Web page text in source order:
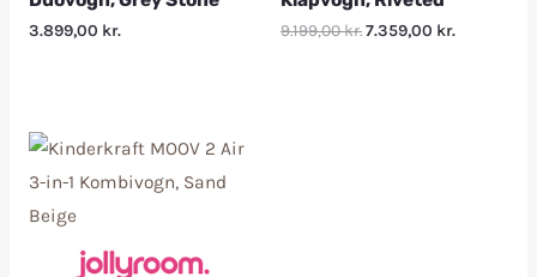
3.899,00 kr. 9.199,00kr.7.359,00 kr.